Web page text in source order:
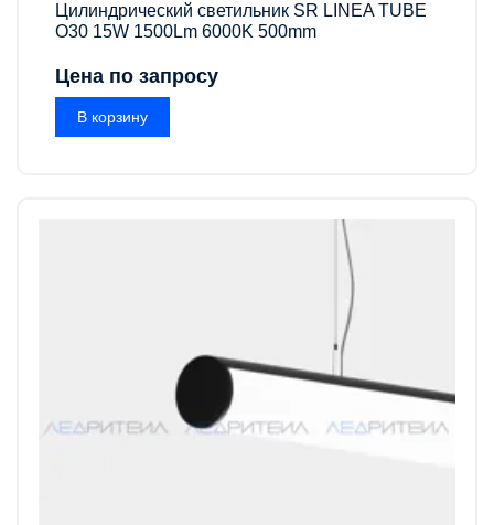
Цилиндрический светильник SR LINEA TUBE
O30 15W 1500Lm 6000K 500mm
Цена по запросу
В корзину